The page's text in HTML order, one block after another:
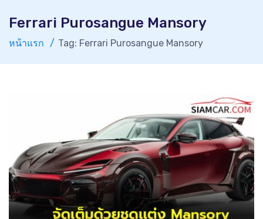
Ferrari Purosangue Mansory
หน้าแรก Tag: Ferrari Purosangue Mansory